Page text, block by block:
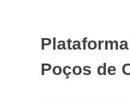
Poços de